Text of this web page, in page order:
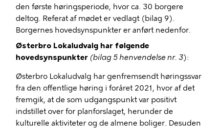
den første høringsperiode, hvor ca. 30 borgere
deltog. Referat af mødet er vedlagt (bilag 9).
Borgernes hovedsynspunkter er anført nedenfor.
Østerbro Lokaludvalg har følgende
hovedsynspunkter (bilag 5 henvendelse nr. 3):
Østerbro Lokaludvalg har genfremsendt høringssvar
fra den offentlige høring i foråret 2021, hvor af det
fremgik, at de som udgangspunkt var positivt
indstillet over for planforslaget, herunder de
kulturelle aktiviteter og de almene boliger. Desuden